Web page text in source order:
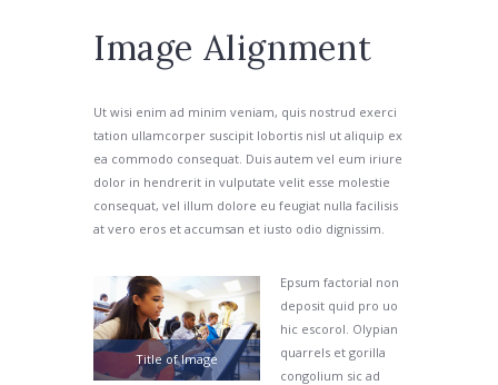
Image Alignment
Ut wisi enim ad minim veniam, quis nostrud exerci
tation ullamcorper suscipit lobortis nisl ut aliquip ex
ea commodo consequat. Duis autem vel eum iriure
dolor in hendrerit in vulputate velit esse molestie
consequat, vel illum dolore eu feugiat nulla facilisis
at vero eros et accumsan et iusto odio dignissim.
Title of Image
Epsum factorial non
deposit quid pro uo
hic escorol. Olypian
quarrels et gorilla
congolium sic ad